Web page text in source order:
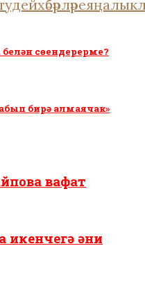
сөендерерме?
бирә алмаячак»
вафат
икенчегә әни